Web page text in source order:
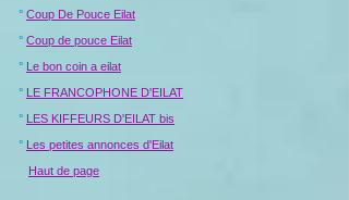
° Coup De Pouce Eilat
° Coup de pouce Eilat
° Le bon coin a eilat
° LE FRANCOPHONE D'EILAT
° LES KIFFEURS D'EILAT bis
° Les petites annonces d'Eilat
Haut de page